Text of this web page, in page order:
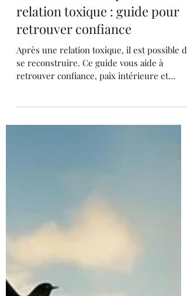
Se reconstruire après une
relation toxique : guide pour
retrouver confiance
Après une relation toxique, il est possible de
retrouver confiance, paix intérieure et